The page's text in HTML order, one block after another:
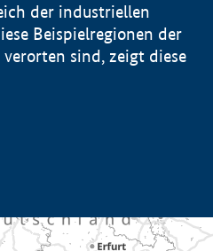
der industriellen
Beispielregionen der
sind, zeigt diese